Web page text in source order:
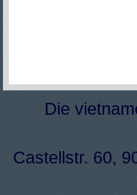
Die
Castellstr. 60,